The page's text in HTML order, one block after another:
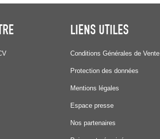
LIENS UTILES
Conditions Générales de Vente
Protection des données
Mentions légales
Espace presse
Nos partenaires